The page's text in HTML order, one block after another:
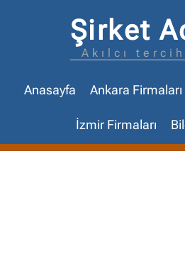
Şirket
Akılcı
Anasayfa Ankara Firmaları
İzmir Firmaları